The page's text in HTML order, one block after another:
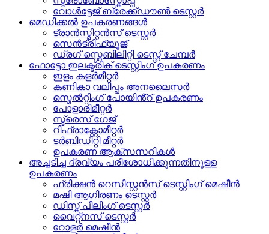
വോൾട്ടേജ് ബ്രേക്ക്ഡൗൺ ടെസ്റ്റർ
മെഡിക്കൽ ഉപകരണങ്ങൾ
ട്രാൻസ്മിറ്റൻസ് ടെസ്റ്റർ
സെൻട്രിഫ്യൂജ്
ഡ്രഗ് സ്റ്റെബിലിറ്റി ടെസ്റ്റ് ചേമ്പർ
ഫോട്ടോ ഇലക്ട്രിക് ടെസ്റ്റിംഗ് ഉപകരണം
ഇളം കളർമീറ്റർ
കണികാ വലിപ്പം അനലൈസർ
സ്മെൽറ്റിംഗ് പോയിൻ്റ് ഉപകരണം
പോളാരിമീറ്റർ
സ്ട്രെസ് ഗേജ്
റിഫ്രാക്റ്റോമീറ്റർ
ടർബിഡിറ്റി മീറ്റർ
ഉപകരണ ആക്സസറികൾ
അച്ചടിച്ച ദ്രവ്യം പരിശോധിക്കുന്നതിനുള്ള
ഉപകരണം
ഫ്രിക്ഷൻ റെസിസ്റ്റൻസ് ടെസ്റ്റിംഗ് മെഷീൻ
മഷി ആഗിരണം ടെസ്റ്റർ
ഡിസ്ക് പീലിംഗ് ടെസ്റ്റർ
വൈറ്റ്നസ് ടെസ്റ്റർ
റോളർ മെഷീൻ